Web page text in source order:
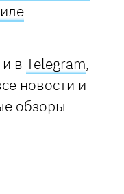
и в Telegram,
новости и
обзоры